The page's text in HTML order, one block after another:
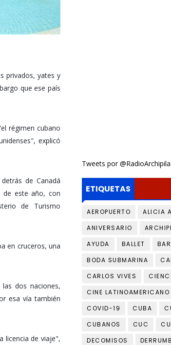
privados, yates y
que ese país
régimen cubano
explicó
de Canadá
de este año, con
de Turismo
en cruceros, una
dos naciones,
esa vía también
licencia de viaje",
Tweets por
ETIQUETAS
AEROPUERTO
ALICIA
ANIVERSARIO
AYUDA
BALLET
BODA SUBMARINA
CARLOS VIVES
CINE LATINOAMERICANO
COVID-19
CUBA
CUBANOS
CUC
DECOMISOS